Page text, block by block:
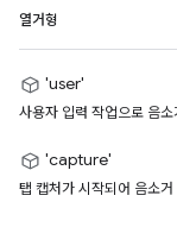
열거형
'user'
사용자 입력 작업으로 음
'capture'
탭 캡처가 시작되어 음소